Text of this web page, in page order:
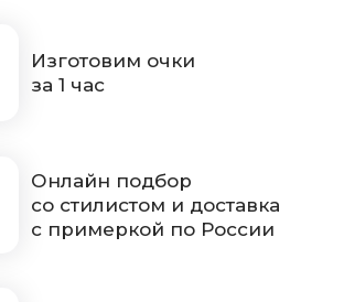
Изготовим очки
за 1 час
Онлайн подбор
со стилистом и доставка
с примеркой по России